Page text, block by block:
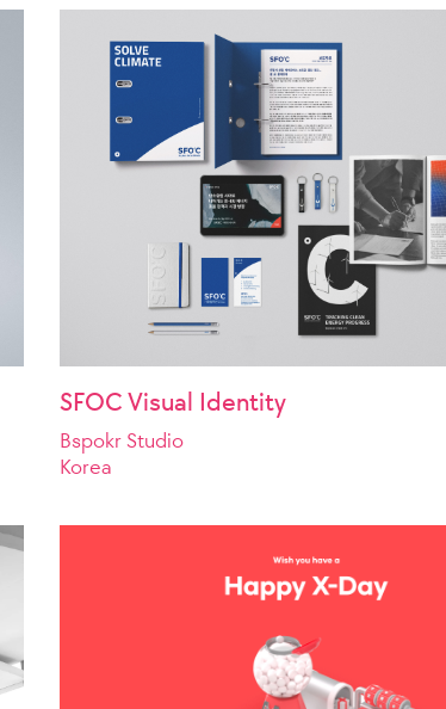
SFOC Visual Identity
Bspokr Studio
Korea